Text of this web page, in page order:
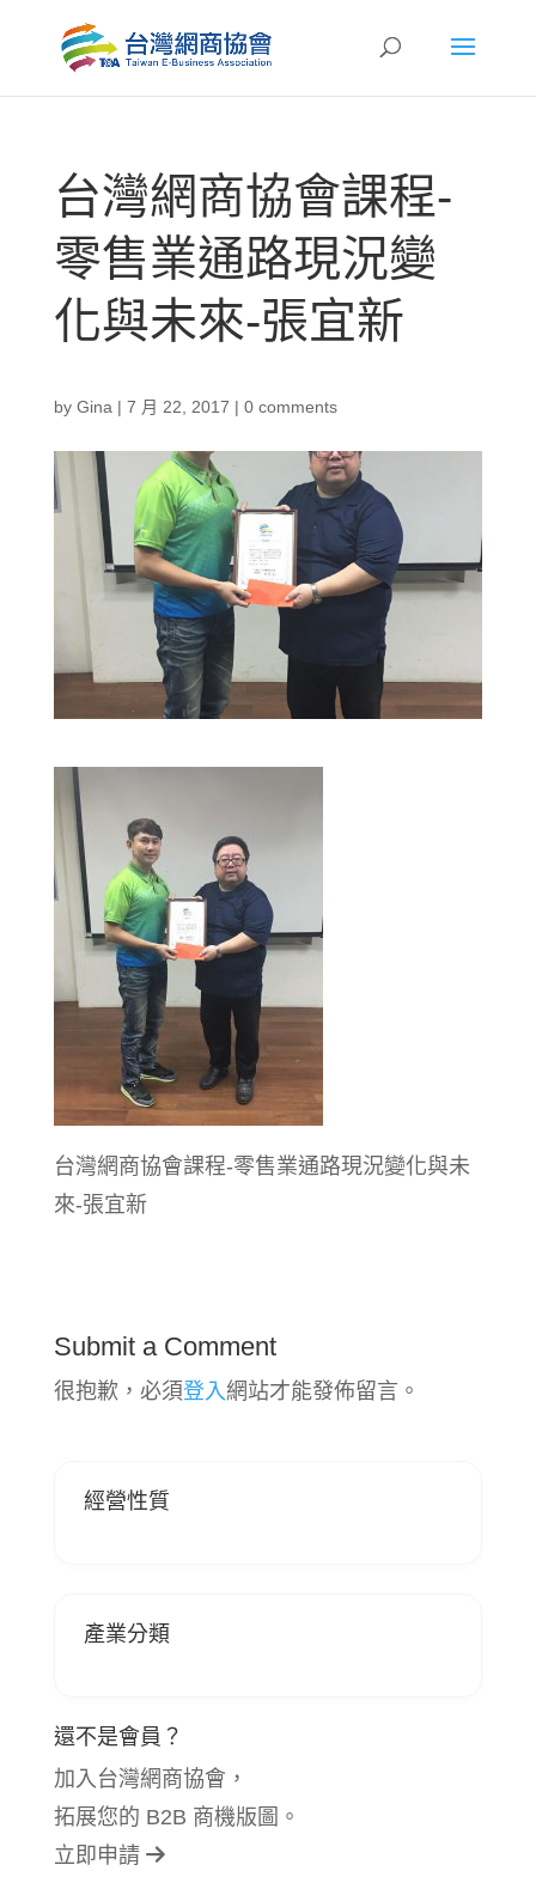
台灣網商協會課程-
零售業通路現況變
化與未來-張宜新
by Gina | 7 月 22, 2017 | 0 comments
台灣網商協會課程-零售業通路現況變化與未
來-張宜新
Submit a Comment
很抱歉，必須登入 網站才能發佈留言。
經營性質
產業分類
還不是會員？
加入台灣網商協會，
拓展您的 B2B 商機版圖。
立即申請